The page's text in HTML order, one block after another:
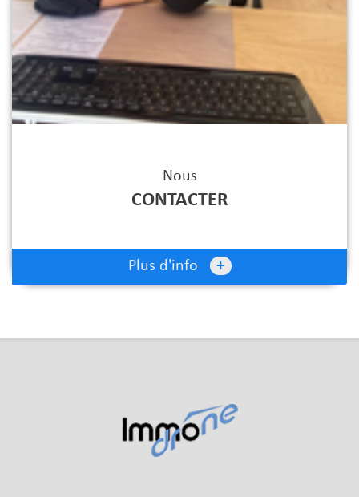
Nous
CONTACTER
Plus d'info +